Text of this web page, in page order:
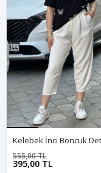
395,00 TL
555,00 TL